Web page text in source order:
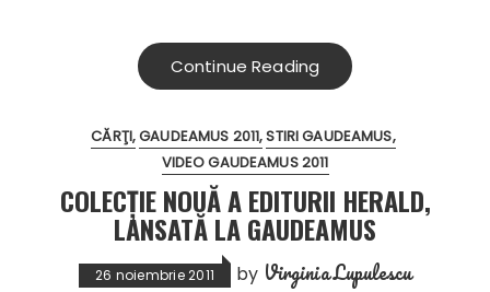
Continue Reading
CĂRŢI GAUDEAMUS 2011 STIRI GAUDEAMUS
VIDEO GAUDEAMUS 2011
COLECŢIE NOUĂ A EDITURII HERALD,
LANSATĂ LA GAUDEAMUS
26 noiembrie 2011 by Virginia Lupulescu